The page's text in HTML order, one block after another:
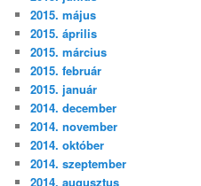
2015. május
2015. április
2015. március
2015. február
2015. január
2014. december
2014. november
2014. október
2014. szeptember
2014. augusztus